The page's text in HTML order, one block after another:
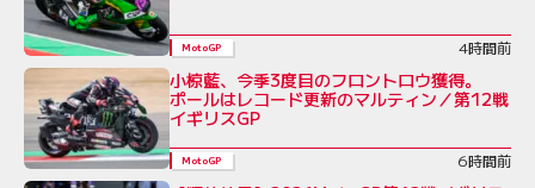
MotoGP 4時間前
小椋藍、今季3度目のフロントロウ獲得。
ポールはレコード更新のマルティン／第12戦
イギリスGP
MotoGP 6時間前